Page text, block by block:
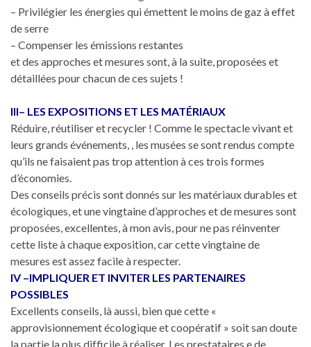
– Privilégier les énergies qui émettent le moins de gaz à effet
de serre
– Compenser les émissions restantes
et des approches et mesures sont, à la suite, proposées et
détaillées pour chacun de ces sujets !
III– LES EXPOSITIONS ET LES MATÉRIAUX
Réduire, réutiliser et recycler ! Comme le spectacle vivant et
leurs grands événements, , les musées se sont rendus compte
qu’ils ne faisaient pas trop attention à ces trois formes
d’économies.
Des conseils précis sont donnés sur les matériaux durables et
écologiques, et une vingtaine d’approches et de mesures sont
proposées, excellentes, à mon avis, pour ne pas réinventer
cette liste à chaque exposition, car cette vingtaine de
mesures est assez facile à respecter.
IV –IMPLIQUER ET INVITER LES PARTENAIRES
POSSIBLES
Excellents conseils, là aussi, bien que cette «
approvisionnement écologique et coopératif » soit san doute
la partie la plus difficile à réaliser. Les prestataires e de